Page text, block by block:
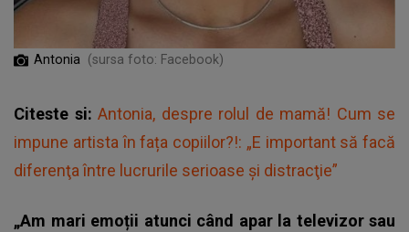
Antonia (sursa foto: Facebook)
Citeste si: Antonia, despre rolul de mamă! Cum se
impune artista în fața copiilor?!: „E important să facă
diferenţa între lucrurile serioase şi distracţie”
„Am mari emoții atunci când apar la televizor sau